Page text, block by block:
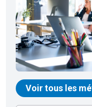
Voir tous les